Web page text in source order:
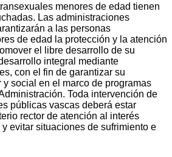
menores de edad tienen
Las administraciones
a las personas
de edad la protección y la atención
el libre desarrollo de su
integral mediante
con el fin de garantizar su
y social en el marco de programas
Toda intervención de
públicas vascas deberá estar
rector de atención al interés
evitar situaciones de sufrimiento e